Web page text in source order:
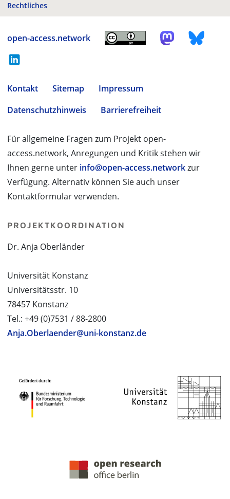
Rechtliches
open-access.network
Kontakt Sitemap
Impressum
Datenschutzhinweis
Barrierefreiheit
Für allgemeine Fragen zum Projekt open-
access.network, Anregungen und Kritik stehen wir
Ihnen gerne unter info@open-access.networkzur
Verfügung. Alternativ können Sie auch unser
Kontaktformular verwenden.
PROJEKTKOORDINATION
Dr. Anja Oberländer
Universität Konstanz
Universitätsstr. 10
78457 Konstanz
Tel.: +49 (0)7531 / 88-2800
Anja.Oberlaender@uni-konstanz.de